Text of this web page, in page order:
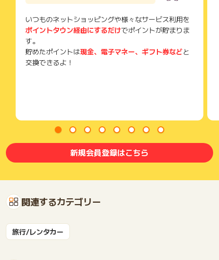
いつものネットショッピングや様々なサービス利用を
ポイントタウン経由にするだけでポイントが貯まりま
す。
貯めたポイントは現金、電子マネー、ギフト券などと
交換できるよ！
新規会員登録はこちら
関連するカテゴリー
旅行/レンタカー